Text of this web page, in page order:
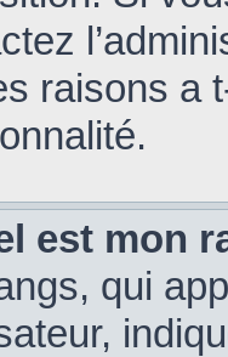
raisons a
est mon
qui